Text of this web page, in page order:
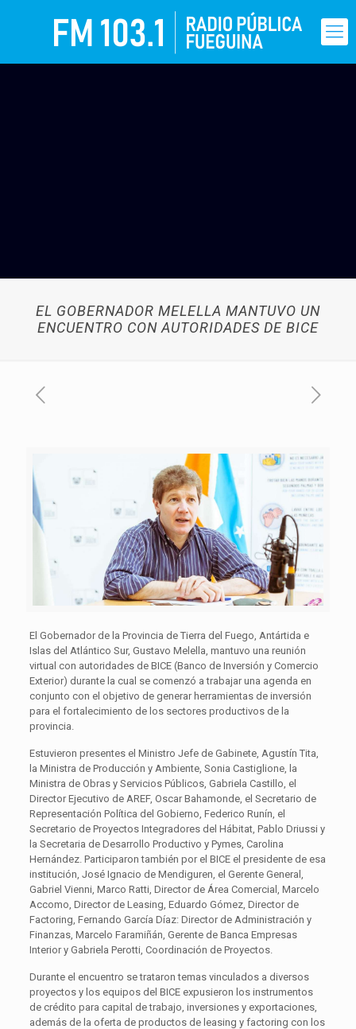
EL GOBERNADOR MELELLA MANTUVO UN
ENCUENTRO CON AUTORIDADES DE BICE
El Gobernador de la Provincia de Tierra del Fuego, Antártida e
Islas del Atlántico Sur, Gustavo Melella, mantuvo una reunión
virtual con autoridades de BICE (Banco de Inversión y Comercio
Exterior) durante la cual se comenzó a trabajar una agenda en
conjunto con el objetivo de generar herramientas de inversión
para el fortalecimiento de los sectores productivos de la
provincia.
Estuvieron presentes el Ministro Jefe de Gabinete, Agustín Tita,
la Ministra de Producción y Ambiente, Sonia Castiglione, la
Ministra de Obras y Servicios Públicos, Gabriela Castillo, el
Director Ejecutivo de AREF, Oscar Bahamonde, el Secretario de
Representación Política del Gobierno, Federico Runín, el
Secretario de Proyectos Integradores del Hábitat, Pablo Driussi y
la Secretaria de Desarrollo Productivo y Pymes, Carolina
Hernández. Participaron también por el BICE el presidente de esa
institución, José Ignacio de Mendiguren, el Gerente General,
Gabriel Vienni, Marco Ratti, Director de Área Comercial, Marcelo
Accomo, Director de Leasing, Eduardo Gómez, Director de
Factoring, Fernando García Díaz: Director de Administración y
Finanzas, Marcelo Faramiñán, Gerente de Banca Empresas
Interior y Gabriela Perotti, Coordinación de Proyectos.
Durante el encuentro se trataron temas vinculados a diversos
proyectos y los equipos del BICE expusieron los instrumentos
de crédito para capital de trabajo, inversiones y exportaciones,
además de la oferta de productos de leasing y factoring con los